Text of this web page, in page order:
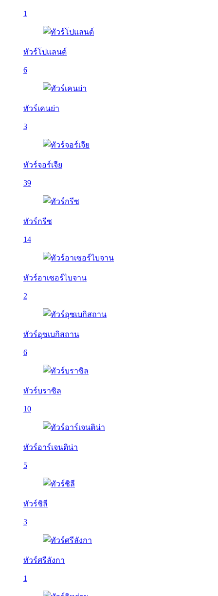
1
ทัวร์โปแลนด์
6
ทัวร์เคนย่า
3
ทัวร์จอร์เจีย
39
ทัวร์กรีซ
14
ทัวร์อาเซอร์ไบจาน
2
ทัวร์อุซเบกิสถาน
6
ทัวร์บราซิล
10
ทัวร์อาร์เจนติน่า
5
ทัวร์ชิลี
3
ทัวร์ศรีลังกา
1